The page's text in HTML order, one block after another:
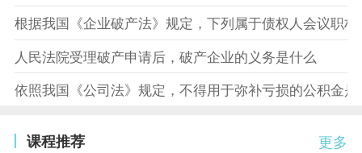
根据我国《企业破产法》规定，下列属于债权人会议职
人民法院受理破产申请后，破产企业的义务是什么
依照我国《公司法》规定，不得用于弥补亏损的公积金是
更多
课程推荐